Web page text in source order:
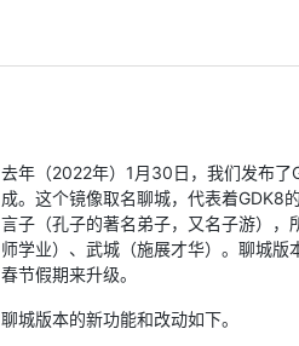
去年（2022年）1月30日，我们发布了
成。这个镜像取名聊城，代表着GDK8
言子（孔子的著名弟子，又名子游）
师学业）、武城（施展才华）。聊城
春节假期来升级。
聊城版本的新功能和改动如下。